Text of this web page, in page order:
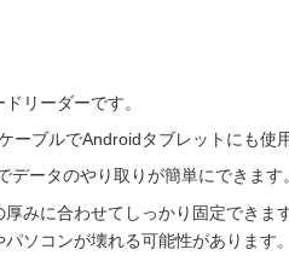
リーダーです。
ーブルでAndroidタブレットにも使
ータのやり取りが簡単にできます。
みに合わせてしっかり固定できます
ソコンが壊れる可能性があります